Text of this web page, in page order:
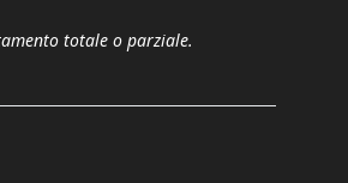
totale o parziale.